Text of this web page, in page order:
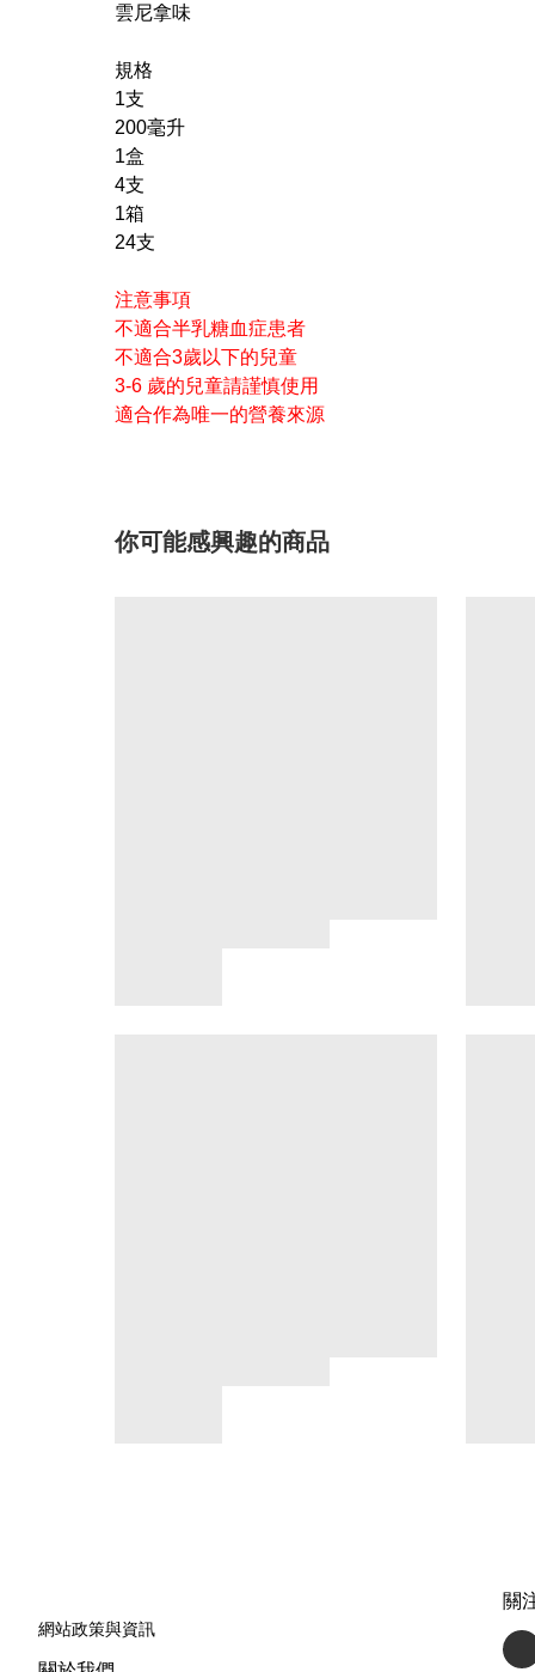
雲尼拿味
規格
1支
200毫升
1盒
4支
1箱
24支
注意事項
不適合半乳糖血症患者
不適合3歲以下的兒童
3-6 歲的兒童請謹慎使用
適合作為唯一的營養來源
你可能感興趣的商品
網站政策與資訊
關